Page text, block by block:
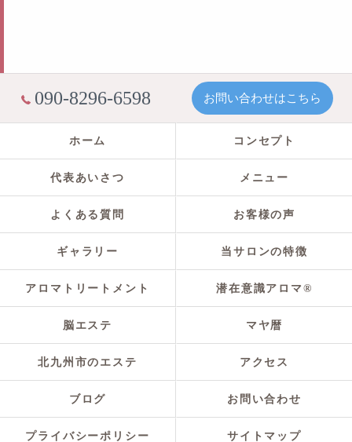
090-8296-6598 お問い合わせはこちら
ホーム コンセプト
代表あいさつ メニュー
よくある質問 お客様の声
ギャラリー 当サロンの特徴
アロマトリートメント 潜在意識アロマ®
脳エステ マヤ暦
北九州市のエステ アクセス
ブログ お問い合わせ
プライバシーポリシー サイトマップ